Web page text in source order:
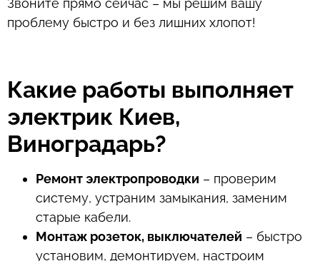
Звоните прямо сейчас – мы решим вашу
проблему быстро и без лишних хлопот!
Какие работы выполняет
электрик Киев,
Виноградарь?
Ремонт электропроводки – проверим
систему, устраним замыкания, заменим
старые кабели.
Монтаж розеток, выключателей – быстро
установим, демонтируем, настроим